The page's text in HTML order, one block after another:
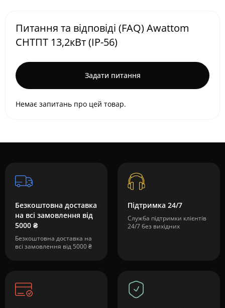
Питання та відповіді (FAQ) Awattom
СНТПТ 13,2кВт (IP-56)
Задати питання
Немає запитань про цей товар.
Безкоштовна доставка
на всі замовлення від
5000 ₴
Безкоштовна доставка на
всі замовлення від 5000 ₴
Підтримка 24/7
Служба підтримки клієнтів
24/7 без вихідних